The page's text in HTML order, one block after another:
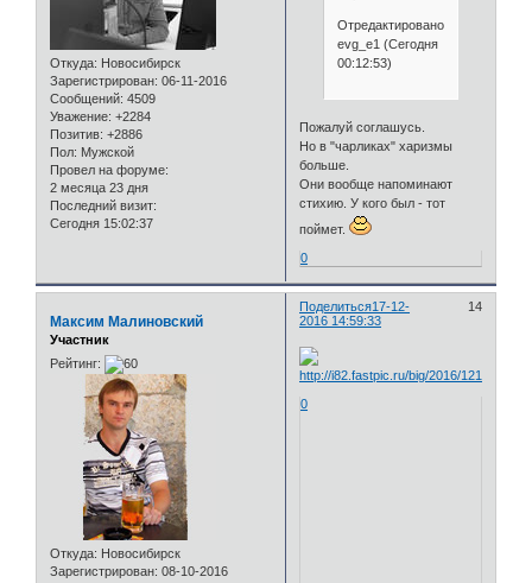
Откуда: Новосибирск
Зарегистрирован: 06-11-2016
Сообщений: 4509
Уважение: +2284
Позитив: +2886
Пол: Мужской
Провел на форуме:
2 месяца 23 дня
Последний визит:
Сегодня 15:02:37
Отредактировано
evg_e1 (Сегодня
00:12:53)
Пожалуй соглашусь.
Но в "чарликах" харизмы
больше.
Они вообще напоминают
стихию. У кого был - тот
поймет.
0
Поделиться 14
17-12-
2016 14:59:33
Максим Малиновский
Участник
Рейтинг:
Откуда: Новосибирск
Зарегистрирован: 08-10-2016
0